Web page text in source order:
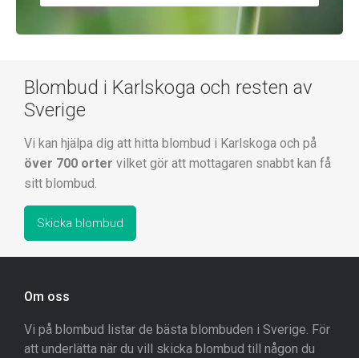
Blombud i Karlskoga och resten av
Sverige
Vi kan hjälpa dig att hitta blombud i Karlskoga och på
över 700 orter vilket gör att mottagaren snabbt kan få
sitt blombud.
Skicka blombud
Om oss
Vi på blombud listar de bästa blombuden i Sverige. För
att underlätta när du vill skicka blombud till någon du